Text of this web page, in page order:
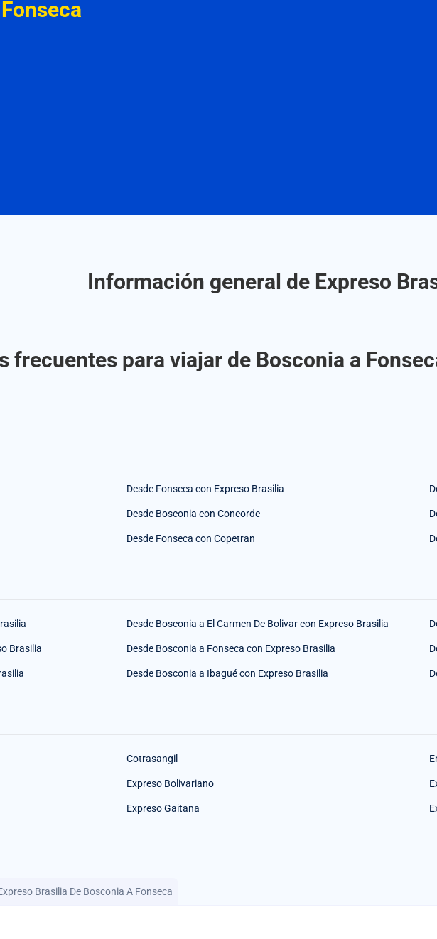
Información general de Expreso
frecuentes para viajar de Bosconia a
Desde Fonseca con Expreso Brasilia
Desde Bosconia con Concorde
Desde Fonseca con Copetran
Desde Bosconia a El Carmen De Bolivar con Expreso Brasilia
Brasilia Desde Bosconia a Fonseca con Expreso Brasilia
Desde Bosconia a Ibagué con Expreso Brasilia
Cotrasangil
Expreso Bolivariano
Expreso Gaitana
Brasilia De Bosconia A Fonseca